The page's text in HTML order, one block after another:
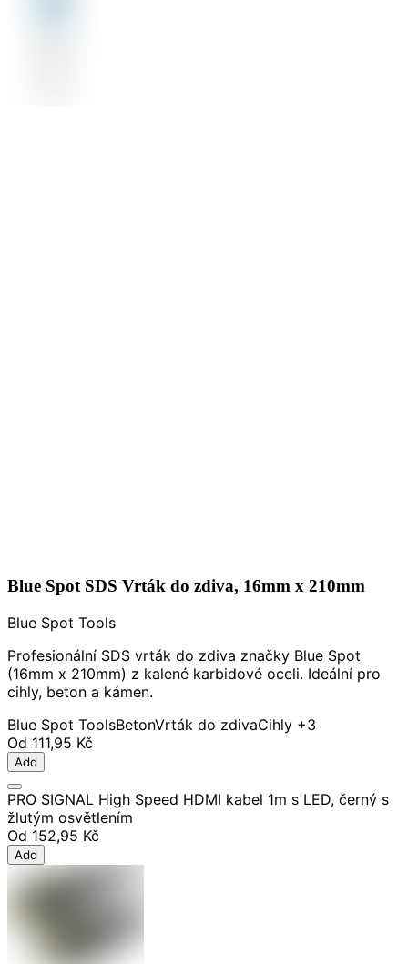
Blue Spot SDS Vrták do zdiva, 16mm x 210mm
Blue Spot Tools
Profesionální SDS vrták do zdiva značky Blue Spot
(16mm x 210mm) z kalené karbidové oceli. Ideální pro
cihly, beton a kámen.
Blue Spot ToolsBetonVrták do zdivaCihly +3
Od 111,95 Kč
Add
PRO SIGNAL High Speed HDMI kabel 1m s LED, černý s
žlutým osvětlením
Od 152,95 Kč
Add